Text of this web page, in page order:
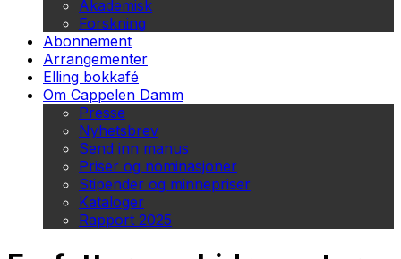
Akademisk
Forskning
Abonnement
Arrangementer
Elling bokkafé
Om Cappelen Damm
Presse
Nyhetsbrev
Send inn manus
Priser og nominasjoner
Stipender og minnepriser
Kataloger
Rapport 2025